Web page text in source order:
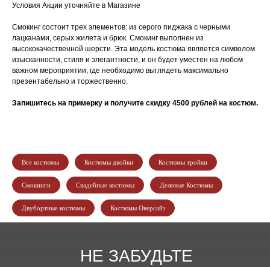
Условия Акции уточняйте в Магазине
Смокинг состоит трех элементов: из серого пиджака с черными
лацканами, серых жилета и брюк. Смокинг выполнен из
высококачественной шерсти. Эта модель костюма является символом
изысканности, стиля и элегантности, и он будет уместен на любом
важном мероприятии, где необходимо выглядеть максимально
презентабельно и торжественно.
Запишитесь на примерку и получите скидку 4500 рублей на костюм.
Все костюмы Костюмы двойки Костюмы тройки
Смокинги Свадебные костюмы Деловые Костюмы
Двубортные костюмы Костюмы Оверсайз
НЕ ЗАБУДЬТЕ